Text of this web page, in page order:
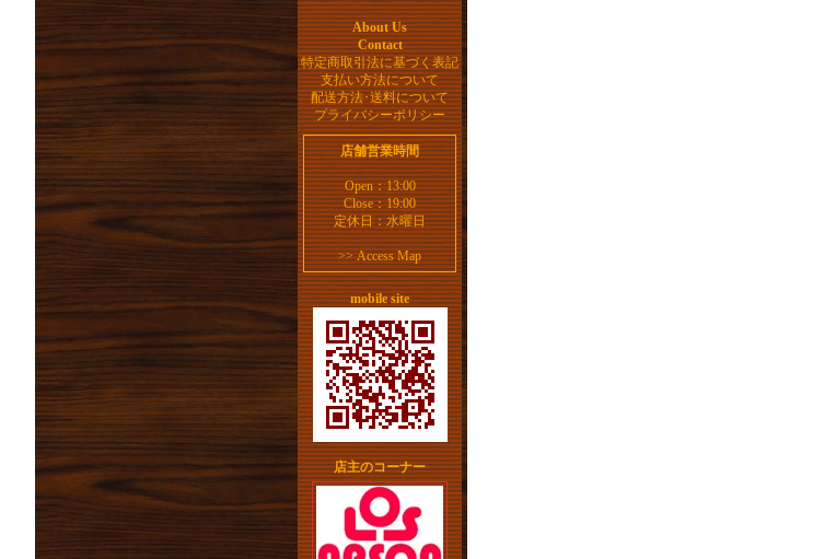
About Us
Contact
特定商取引法に基づく表記
支払い方法について
配送方法･送料について
プライバシーポリシー
店舗営業時間
Open：13:00
Close：19:00
定休日：水曜日
>>Access Map
mobile site
店主のコーナー